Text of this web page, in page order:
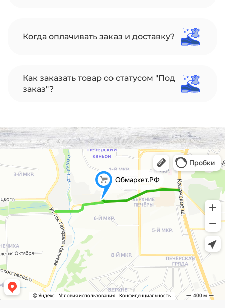
Когда оплачивать заказ и доставку?
Как заказать товар со статусом "Под
заказ"?